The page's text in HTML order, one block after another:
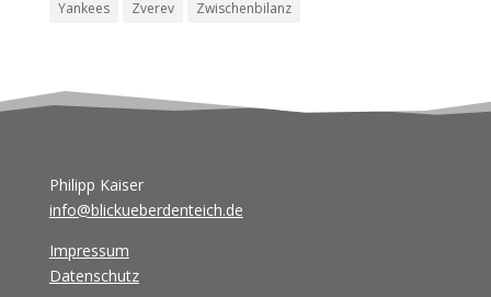
Yankees
Zverev Zwischenbilanz
Philipp Kaiser
info@blickueberdenteich.de
Impressum
Datenschutz